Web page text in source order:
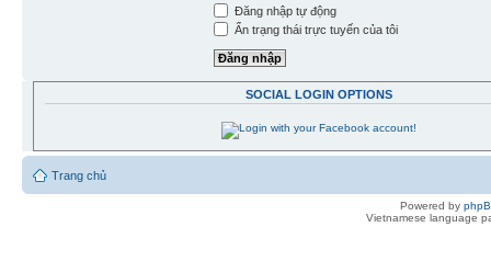
Đăng nhập tự động
Ẩn trạng thái trực tuyến của tôi
SOCIAL LOGIN OPTIONS
Trang chủ
Powered by
Vietnamese language